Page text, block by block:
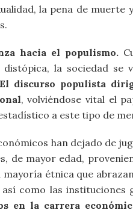
la pena de muerte
hacia el populismo.
la sociedad se
discurso populista
, volviéndose vital el
a este tipo de
han dejado de
de mayor edad,
étnica que
como las instituciones
en la carrera